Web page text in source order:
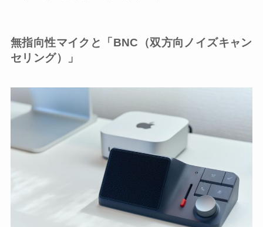
無指向性マイクと「BNC（双方向ノイズキャン
セリング）」